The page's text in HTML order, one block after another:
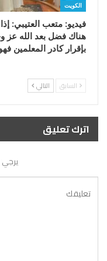
الكويت
فيديو: متعب العتيبي:
هناك فضل بعد الله عز
بإقرار كادر المعلمين
السابق التالي
اترك تعليق
يرجي